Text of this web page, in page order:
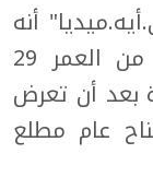
أنه
تم نقل الحارس الإسباني البالغ من العمر 29
بعد أن تعرض
عام مطلع